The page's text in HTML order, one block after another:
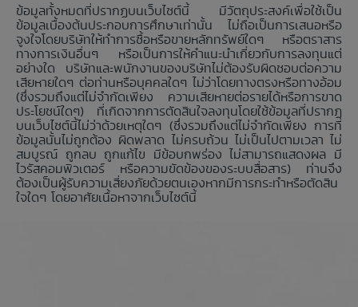
ข้อมูลทั้งหมดที่ปรากฏบนเว็บไซต์นี้ มีวัตถุประสงค์เพื่อใช้เป็น
ข้อมูลเบื้องต้นประกอบการศึกษาเท่านั้น ไม่ถือเป็นการเสนอหรือ
จูงใจโดยบริษัทให้ทำการซื้อหรือขายหลักทรัพย์ใดๆ หรือตราสาร
ทางการเงินอื่นๆ หรือเป็นการให้คำแนะนำเกี่ยวกับการลงทุนแต่
อย่างใด บริษัทและพนักงานของบริษัทไม่ต้องรับผิดชอบต่อความ
เสียหายใดๆ ต่อท่านหรือบุคคลใดๆ ไม่ว่าโดยทางตรงหรือทางอ้อม
(ซึ่งรวมถึงแต่ไม่จำกัดเพียง ความเสียหายต่อรายได้หรือการขาด
ประโยชน์ใดๆ) ที่เกิดจากการตัดสินใจลงทุนโดยใช้ข้อมูลที่ปรากฏ
บนเว็บไซต์นี้ไม่ว่าด้วยเหตุใดๆ (ซึ่งรวมถึงแต่ไม่จำกัดเพียง การที่
ข้อมูลนั้นไม่ถูกต้อง ผิดพลาด ไม่ครบถ้วน ไม่เป็นไปตามเวลา ไม่
สมบูรณ์ ถูกลบ ถูกแก้ไข มีข้อบกพร่อง ไม่สามารถแสดงผล มี
ไวรัสคอมพิวเตอร์ หรือความขัดข้องของระบบสื่อสาร) ท่านจึง
ต้องเป็นผู้รับความเสี่ยงภัยด้วยตนเองหากมีการกระทำหรือตัดสิน
ใจใดๆ โดยอาศัยเนื้อหาจากเว็บไซต์นี้